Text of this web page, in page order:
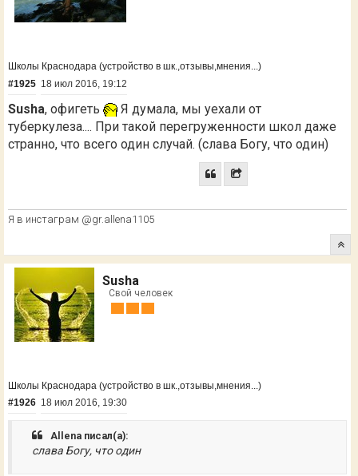
Школы Краснодара (устройство в шк.,отзывы,мнения...)
#1925 18 июл 2016, 19:12
Susha, офигеть
Я думала, мы уехали от
туберкулеза.... При такой перегруженности школ даже
странно, что всего один случай. (слава Богу, что один)
Я в инстаграм @gr.allena1105
Susha
Свой человек
Школы Краснодара (устройство в шк.,отзывы,мнения...)
#1926 18 июл 2016, 19:30
Allena писал(а):
слава Богу, что один